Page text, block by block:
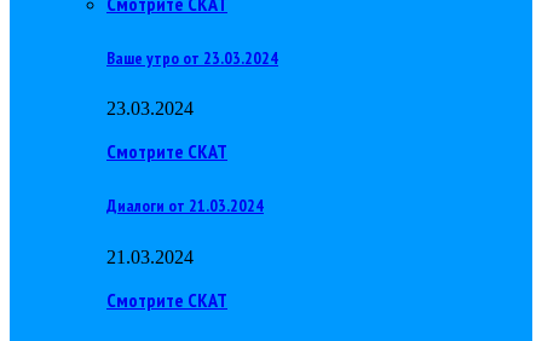
Ваше утро от 23.03.2024
23.03.2024
Смотрите СКАТ
Диалоги от 21.03.2024
21.03.2024
Смотрите СКАТ